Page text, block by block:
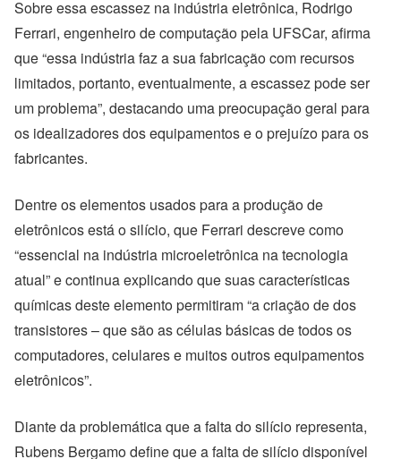
Sobre essa escassez na indústria eletrônica, Rodrigo
Ferrari, engenheiro de computação pela UFSCar, afirma
que “essa indústria faz a sua fabricação com recursos
limitados, portanto, eventualmente, a escassez pode ser
um problema”, destacando uma preocupação geral para
os idealizadores dos equipamentos e o prejuízo para os
fabricantes.
Dentre os elementos usados para a produção de
eletrônicos está o silício, que Ferrari descreve como
“essencial na indústria microeletrônica na tecnologia
atual” e continua explicando que suas características
químicas deste elemento permitiram “a criação de dos
transistores – que são as células básicas de todos os
computadores, celulares e muitos outros equipamentos
eletrônicos”.
Diante da problemática que a falta do silício representa,
Rubens Bergamo define que a falta de silício disponível